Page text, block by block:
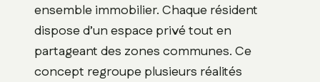
ensemble immobilier. Chaque résident
dispose d’un espace privé tout en
partageant des zones communes. Ce
concept regroupe plusieurs réalités